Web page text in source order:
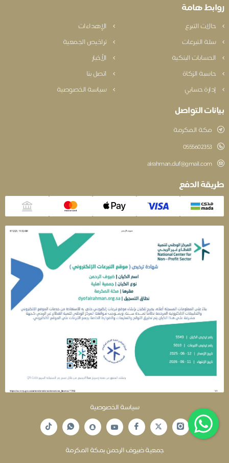
روابط هامة
حالات التبرع
الإهداءات
سلة التبرعات
تراخيص الجمعية
الحسابات البنكية
الأخبار
حاسبة الزكاة
اتصل بنا
إدارة حسابي
سياسة الخصوصية
بيانات التواصل
مكة المكرمة
‎0555602353
alrahman.duf@gmail.com
طريقة الدفع
سياسة الخصوصية
جمعية ضيوف الرحمن بمكة المكرمة